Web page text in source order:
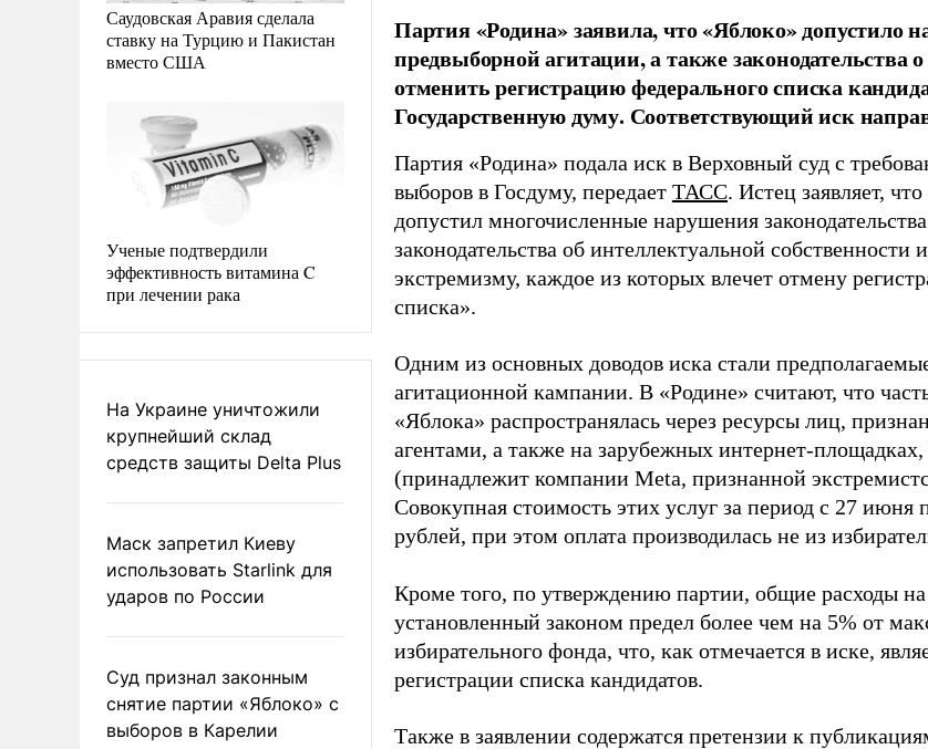
Саудовская Аравия сделала
ставку на Турцию и Пакистан
вместо США
Ученые подтвердили
эффективность витамина C
при лечении рака
На Украине уничтожили
крупнейший склад
средств защиты Delta Plus
Маск запретил Киеву
использовать Starlink для
ударов по России
Суд признал законным
снятие партии «Яблоко» с
выборов в Карелии
Партия «Родина» заявила, что «Яблоко» допустило
предвыборной агитации, а также законодательства
отменить регистрацию федерального списка
Государственную думу. Соответствующий иск
Партия «Родина» подала иск в Верховный суд с
выборов в Госдуму, передает ТАСС. Истец заявляет,
допустил многочисленные нарушения
законодательства об интеллектуальной собственности
экстремизму, каждое из которых влечет отмену
списка».
Одним из основных доводов иска стали
агитационной кампании. В «Родине» считают, что
«Яблока» распространялась через ресурсы лиц,
агентами, а также на зарубежных интернет-
(принадлежит компании Meta, признанной
Совокупная стоимость этих услуг за период с 27 июня
рублей, при этом оплата производилась не из
Кроме того, по утверждению партии, общие расходы
установленный законом предел более чем на 5% от
избирательного фонда, что, как отмечается в иске,
регистрации списка кандидатов.
Также в заявлении содержатся претензии к